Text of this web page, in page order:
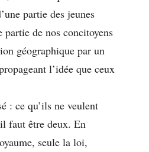
partie des jeunes
partie de nos concitoyens
géographique par un
l’idée que ceux
: ce qu’ils ne veulent
faut être deux. En
seule la loi,